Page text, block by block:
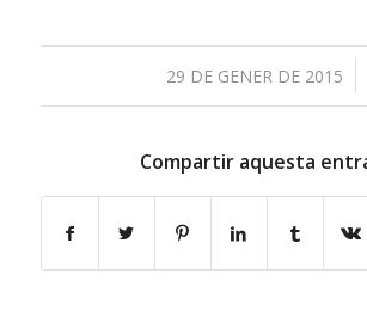
29 DE GENER DE 2015
/
Compartir aquesta